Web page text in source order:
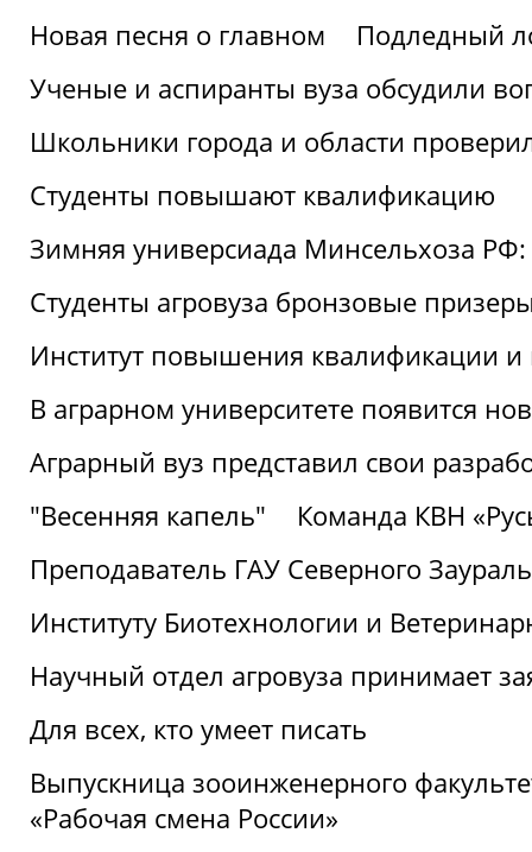
Новая песня о главном
Подледный
Ученые и аспиранты вуза обсудили
Школьники города и области
Студенты повышают квалификацию
Зимняя универсиада Минсельхоза
Студенты агровуза бронзовые
Институт повышения квалификации и
В аграрном университете появится
Аграрный вуз представил свои
"Весенняя капель"
Команда КВН
Преподаватель ГАУ Северного
Институту Биотехнологии и
Научный отдел агровуза принимает
Для всех, кто умеет писать
Выпускница зооинженерного
«Рабочая смена России»